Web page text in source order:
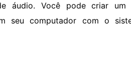
áudio. Você pode criar
seu computador com o